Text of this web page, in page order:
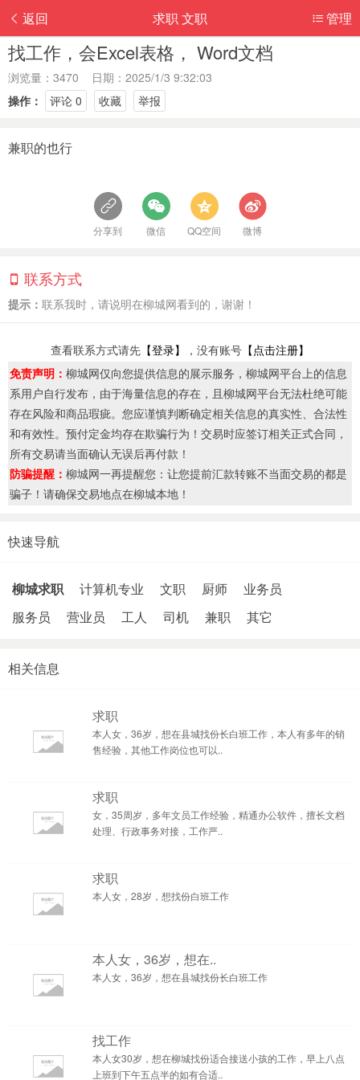
返回 管理
求职 文职
找工作，会Excel表格， Word文档
浏览量：3470 日期：2025/1/3 9:32:03
操作：
评论 0 收藏 举报
兼职的也行
分享到 微信 QQ空间 微博
联系方式
提示： 联系我时，请说明在柳城网看到的，谢谢！
查看联系方式请先 【登录】 ，没有账号 【点击注册】
免责声明： 柳城网仅向您提供信息的展示服务，柳城网平台上的信息
系用户自行发布，由于海量信息的存在，且柳城网平台无法杜绝可能
存在风险和商品瑕疵。您应谨慎判断确定相关信息的真实性、合法性
和有效性。预付定金均存在欺骗行为！交易时应签订相关正式合同，
所有交易请当面确认无误后再付款！
防骗提醒： 柳城网一再提醒您：让您提前汇款转账不当面交易的都是
骗子！请确保交易地点在柳城本地！
快速导航
柳城求职 计算机专业 文职 厨师
业务员
服务员
营业员 工人 司机 兼职 其它
相关信息
求职
本人女，36岁，想在县城找份长白班工作，本人有多年的销
售经验，其他工作岗位也可以..
求职
女，35周岁，多年文员工作经验，精通办公软件，擅长文档
处理、行政事务对接，工作严..
求职
本人女，28岁，想找份白班工作
本人女，36岁，想在..
本人女，36岁，想在县城找份长白班工作
找工作
本人女30岁，想在柳城找份适合接送小孩的工作，早上八点
上班到下午五点半的如有合适..